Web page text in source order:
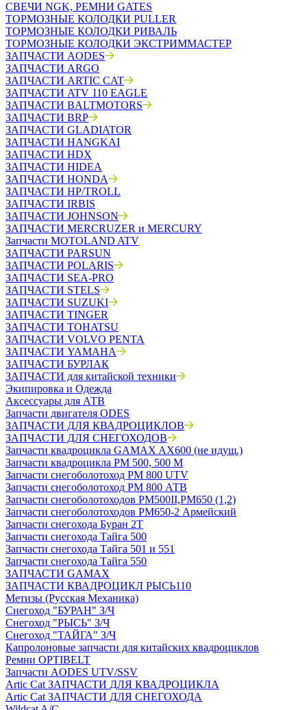
СВЕЧИ NGK, РЕМНИ GATES
ТОРМОЗНЫЕ КОЛОДКИ PULLER
ТОРМОЗНЫЕ КОЛОДКИ РИВАЛЬ
ТОРМОЗНЫЕ КОЛОДКИ ЭКСТРИММАСТЕР
ЗАПЧАСТИ AODES
ЗАПЧАСТИ ARGO
ЗАПЧАСТИ ARTIC CAT
ЗАПЧАСТИ ATV 110 EAGLE
ЗАПЧАСТИ BALTMOTORS
ЗАПЧАСТИ BRP
ЗАПЧАСТИ GLADIATOR
ЗАПЧАСТИ HANGKAI
ЗАПЧАСТИ HDX
ЗАПЧАСТИ HIDEA
ЗАПЧАСТИ HONDA
ЗАПЧАСТИ HP/TROLL
ЗАПЧАСТИ IRBIS
ЗАПЧАСТИ JOHNSON
ЗАПЧАСТИ MERCRUZER и MERCURY
Запчасти MOTOLAND ATV
ЗАПЧАСТИ PARSUN
ЗАПЧАСТИ POLARIS
ЗАПЧАСТИ SEA-PRO
ЗАПЧАСТИ STELS
ЗАПЧАСТИ SUZUKI
ЗАПЧАСТИ TINGER
ЗАПЧАСТИ TOHATSU
ЗАПЧАСТИ VOLVO PENTA
ЗАПЧАСТИ YAMAHA
ЗАПЧАСТИ БУРЛАК
ЗАПЧАСТИ для китайской техники
Экипировка и Одежда
Аксессуары для АТВ
Запчасти двигателя ODES
ЗАПЧАСТИ ДЛЯ КВАДРОЦИКЛОВ
ЗАПЧАСТИ ДЛЯ СНЕГОХОДОВ
Запчасти квадроцикла GAMAX AX600 (не идущ.)
Запчасти квадроцикла РМ 500, 500 М
Запчасти снегоболотоход РМ 800 UTV
Запчасти снегоболотоход РМ 800 АТВ
Запчасти снегоболотоходов РМ500II,РМ650 (1,2)
Запчасти снегоболотоходов РМ650-2 Армейский
Запчасти снегохода Буран 2Т
Запчасти снегохода Тайга 500
Запчасти снегохода Тайга 501 и 551
Запчасти снегохода Тайга 550
ЗАПЧАСТИ GAMAX
ЗАПЧАСТИ КВАДРОЦИКЛ РЫСЬ110
Метизы (Русская Механика)
Снегоход "БУРАН" З/Ч
Снегоход "РЫСЬ" З/Ч
Снегоход "ТАЙГА" З/Ч
Капролоновые запчасти для китайских квадроциклов
Ремни OPTIBELT
Запчасти AODES UTV/SSV
Artic Cat ЗАПЧАСТИ ДЛЯ КВАДРОЦИКЛА
Artic Cat ЗАПЧАСТИ ДЛЯ СНЕГОХОДА